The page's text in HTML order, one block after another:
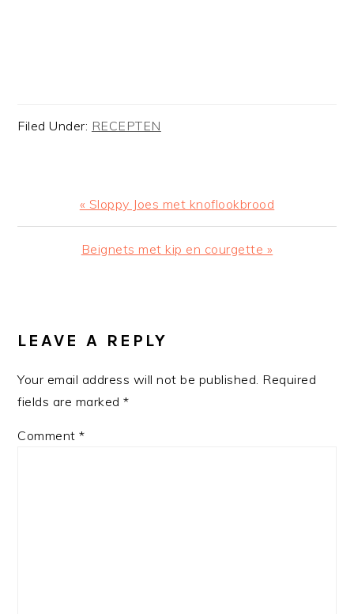
Filed Under: RECEPTEN
Previous
Post:
« Sloppy Joes met knoflookbrood
Next
Beignets met kip en courgette »
INTERACTIONS
LEAVE A REPLY
Your email address will not be published. Required
fields are marked*
Comment*